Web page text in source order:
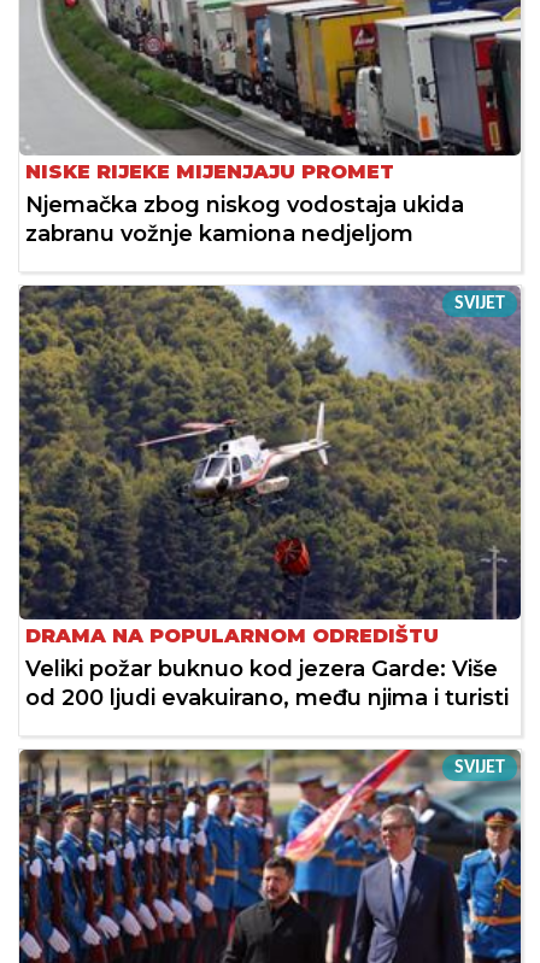
NISKE RIJEKE MIJENJAJU PROMET
Njemačka zbog niskog vodostaja ukida
zabranu vožnje kamiona nedjeljom
SVIJET
DRAMA NA POPULARNOM ODREDIŠTU
Veliki požar buknuo kod jezera Garde: Više
od 200 ljudi evakuirano, među njima i turisti
SVIJET